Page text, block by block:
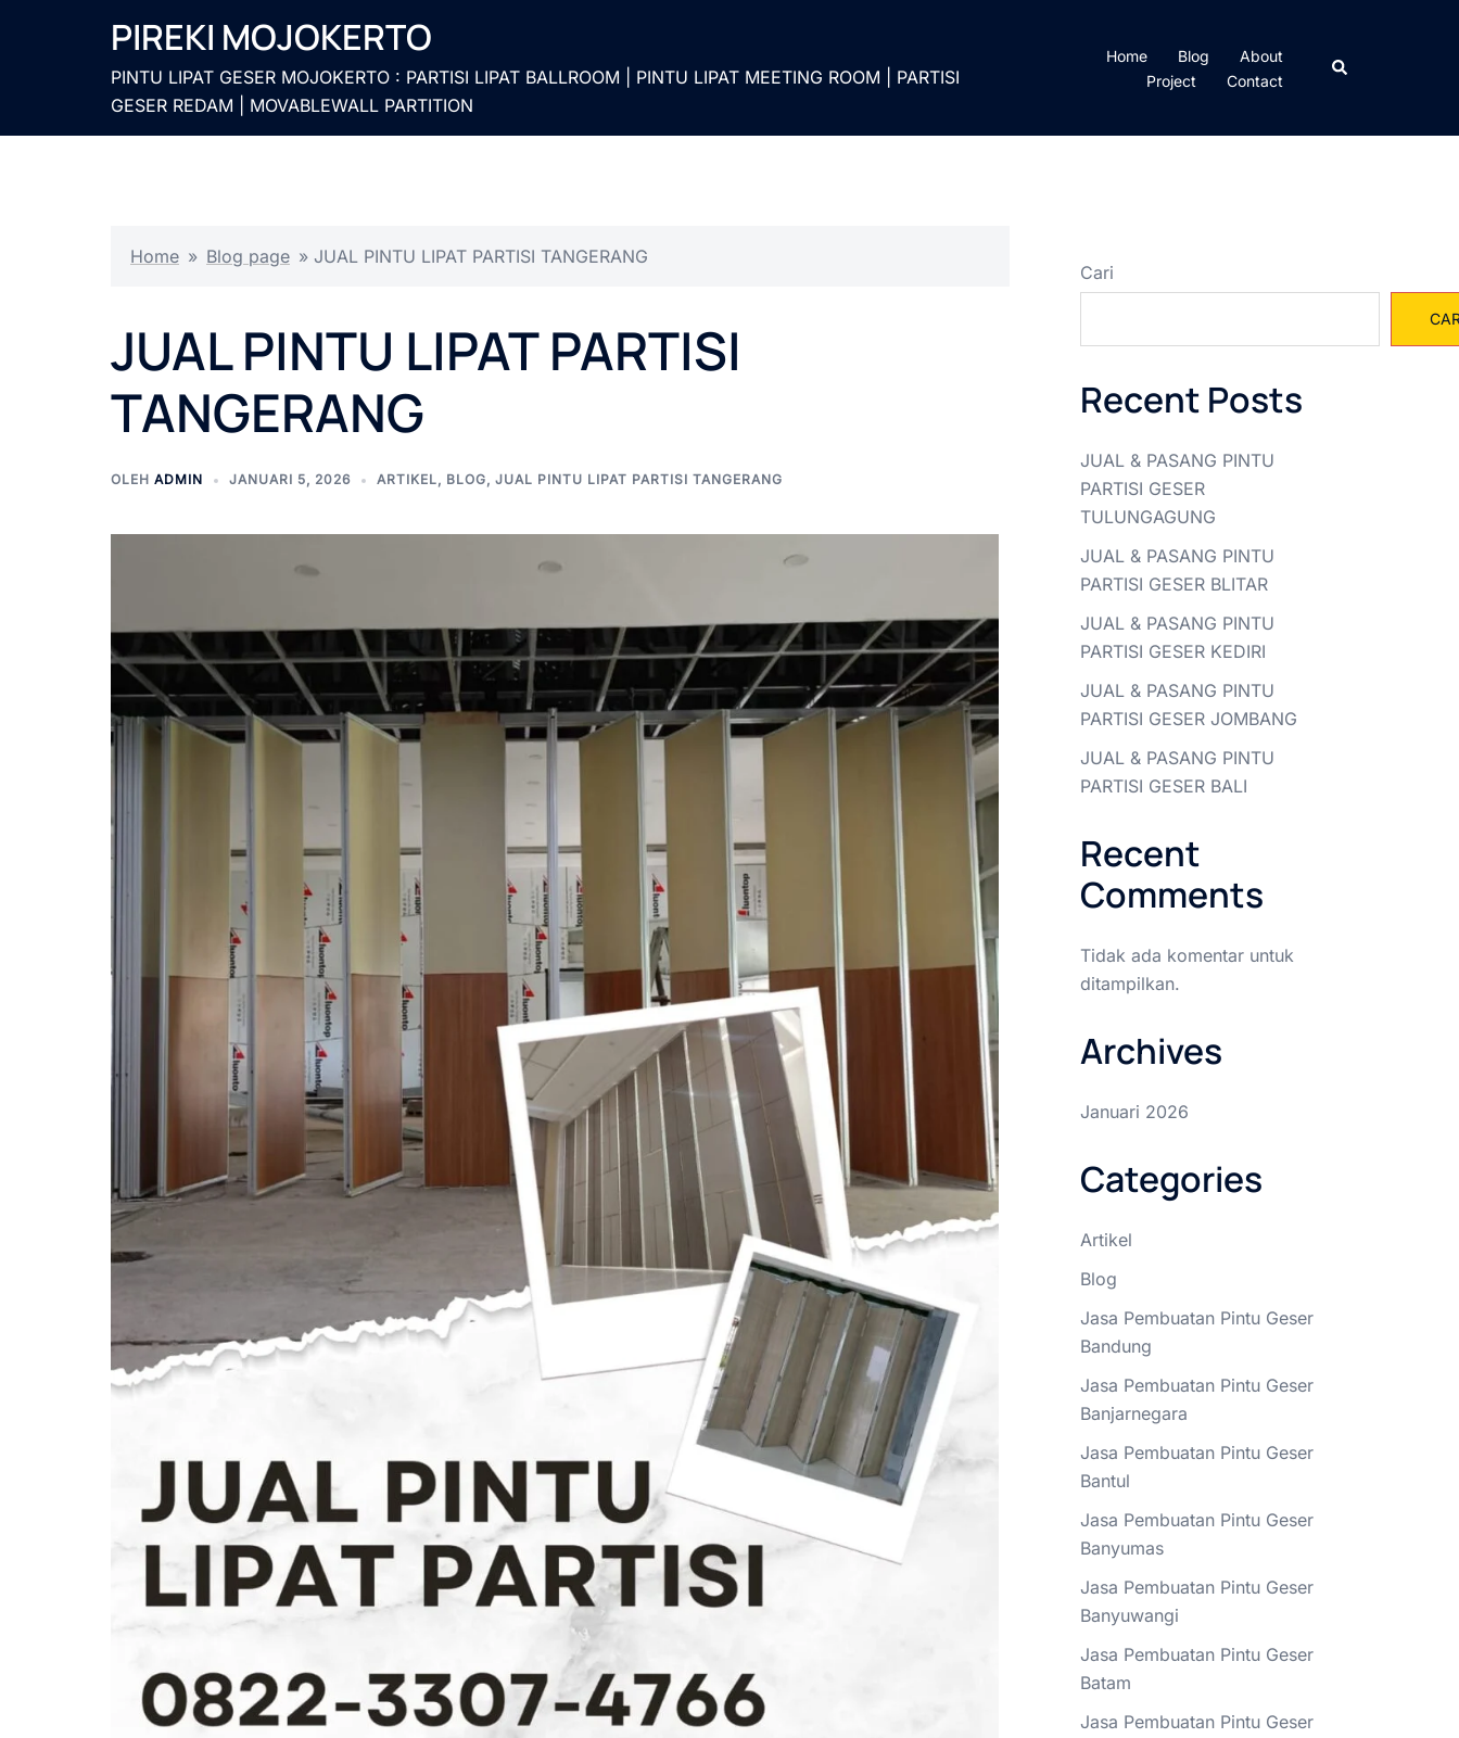
PIREKI MOJOKERTO
PINTU LIPAT GESER MOJOKERTO : PARTISI LIPAT BALLROOM | PINTU LIPAT MEETING ROOM | PARTISI
GESER REDAM | MOVABLEWALL PARTITION
Home Blog
About
Project
Contact
Cari
Home » Blog page » JUAL PINTU LIPAT PARTISI TANGERANG
JUAL PINTU LIPAT PARTISI
TANGERANG
OLEH ADMIN JANUARI 5, 2026 ARTIKEL, BLOG, JUAL PINTU LIPAT PARTISI TANGERANG
Cari
Recent Posts
JUAL & PASANG PINTU
PARTISI GESER
TULUNGAGUNG
JUAL & PASANG PINTU
PARTISI GESER BLITAR
JUAL & PASANG PINTU
PARTISI GESER KEDIRI
JUAL & PASANG PINTU
PARTISI GESER JOMBANG
JUAL & PASANG PINTU
PARTISI GESER BALI
Recent
Comments
Tidak ada komentar untuk
ditampilkan.
Archives
Januari 2026
Categories
Artikel
Blog
Jasa Pembuatan Pintu Geser
Bandung
Jasa Pembuatan Pintu Geser
Banjarnegara
Jasa Pembuatan Pintu Geser
Bantul
Jasa Pembuatan Pintu Geser
Banyumas
Jasa Pembuatan Pintu Geser
Banyuwangi
Jasa Pembuatan Pintu Geser
Batam
Jasa Pembuatan Pintu Geser